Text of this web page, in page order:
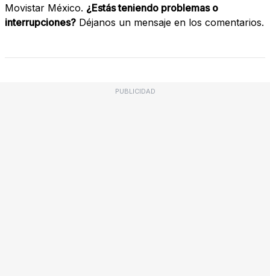
Movistar México. ¿Estás teniendo problemas o
interrupciones? Déjanos un mensaje en los comentarios.
PUBLICIDAD